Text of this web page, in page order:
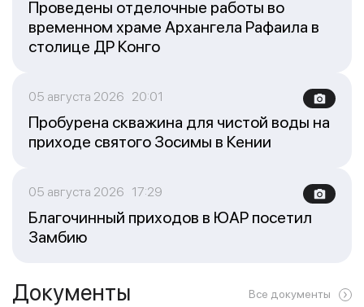
Проведены отделочные работы во
временном храме Архангела Рафаила в
столице ДР Конго
05 августа 2026 20:01
Пробурена скважина для чистой воды на
приходе святого Зосимы в Кении
05 августа 2026 17:29
Благочинный приходов в ЮАР посетил
Замбию
Документы Все документы